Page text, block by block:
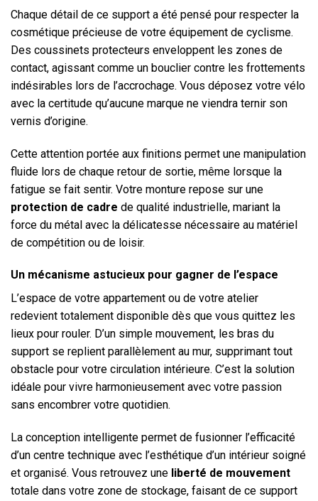
Chaque détail de ce support a été pensé pour respecter la
cosmétique précieuse de votre équipement de cyclisme.
Des coussinets protecteurs enveloppent les zones de
contact, agissant comme un bouclier contre les frottements
indésirables lors de l’accrochage. Vous déposez votre vélo
avec la certitude qu’aucune marque ne viendra ternir son
vernis d’origine.
Cette attention portée aux finitions permet une manipulation
fluide lors de chaque retour de sortie, même lorsque la
fatigue se fait sentir. Votre monture repose sur une
protection de cadre de qualité industrielle, mariant la
force du métal avec la délicatesse nécessaire au matériel
de compétition ou de loisir.
Un mécanisme astucieux pour gagner de l’espace
L’espace de votre appartement ou de votre atelier
redevient totalement disponible dès que vous quittez les
lieux pour rouler. D’un simple mouvement, les bras du
support se replient parallèlement au mur, supprimant tout
obstacle pour votre circulation intérieure. C’est la solution
idéale pour vivre harmonieusement avec votre passion
sans encombrer votre quotidien.
La conception intelligente permet de fusionner l’efficacité
d’un centre technique avec l’esthétique d’un intérieur soigné
et organisé. Vous retrouvez une liberté de mouvement
totale dans votre zone de stockage, faisant de ce support